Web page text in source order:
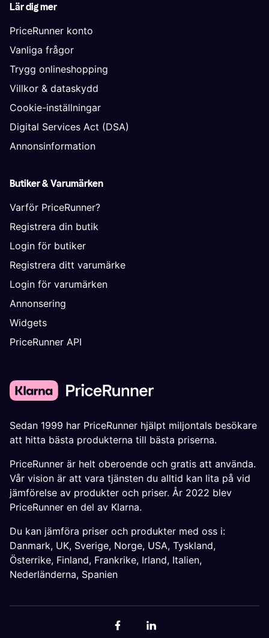
Lär dig mer
PriceRunner konto
Vanliga frågor
Trygg onlineshopping
Villkor & dataskydd
Cookie-inställningar
Digital Services Act (DSA)
Annonsinformation
Butiker & Varumärken
Varför PriceRunner?
Registrera din butik
Login för butiker
Registrera ditt varumärke
Login för varumärken
Annonsering
Widgets
PriceRunner API
Sedan 1999 har PriceRunner hjälpt miljontals besökare
att hitta bästa produkterna till bästa priserna.
PriceRunner är helt oberoende och gratis att använda.
Vår vision är att vara tjänsten du alltid kan lita på vid
jämförelse av produkter och priser. År 2022 blev
PriceRunner en del av Klarna.
Du kan jämföra priser och produkter med oss i:
Danmark, UK, Sverige, Norge, USA, Tyskland,
Österrike, Finland, Frankrike, Irland, Italien,
Nederländerna, Spanien